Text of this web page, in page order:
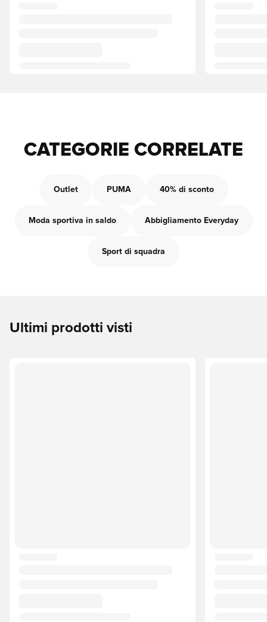
CATEGORIE CORRELATE
Outlet PUMA 40% di sconto
Moda sportiva in saldo Abbigliamento Everyday
Sport di squadra
Ultimi prodotti visti